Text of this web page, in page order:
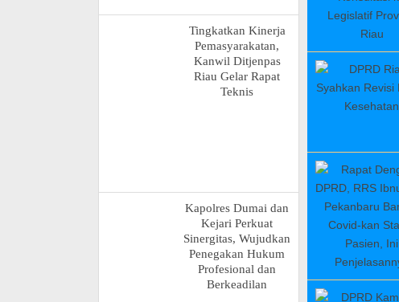
Tingkatkan Kinerja
Pemasyarakatan,
Kanwil Ditjenpas
Riau Gelar Rapat
Teknis
Kapolres Dumai dan
Kejari Perkuat
Sinergitas, Wujudkan
Penegakan Hukum
Profesional dan
Berkeadilan